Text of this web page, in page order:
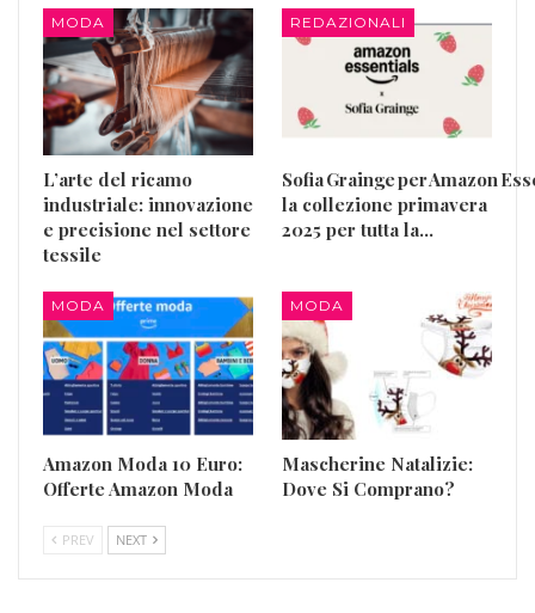
MODA
L’arte del ricamo
industriale: innovazione
e precisione nel settore
tessile
REDAZIONALI
Sofia Grainge per Amazon
la collezione primavera
2025 per tutta la…
MODA
Amazon Moda 10 Euro:
Offerte Amazon Moda
MODA
Mascherine Natalizie:
Dove Si Comprano?
PREV NEXT